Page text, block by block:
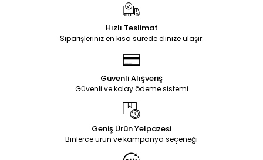
Hızlı Teslimat
Siparişleriniz en kısa sürede elinize ulaşır.
Güvenli Alışveriş
Güvenli ve kolay ödeme sistemi
Geniş Ürün Yelpazesi
Binlerce ürün ve kampanya seçeneği